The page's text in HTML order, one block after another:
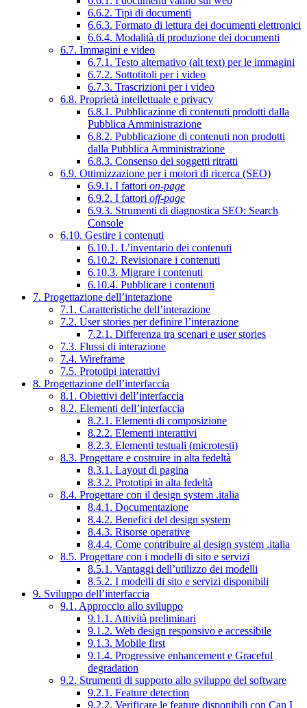
6.6.2. Tipi di documenti
6.6.3. Formato di lettura dei documenti elettronici
6.6.4. Modalità di produzione dei documenti
6.7. Immagini e video
6.7.1. Testo alternativo (alt text) per le immagini
6.7.2. Sottotitoli per i video
6.7.3. Trascrizioni per i video
6.8. Proprietà intellettuale e privacy
6.8.1. Pubblicazione di contenuti prodotti dalla
Pubblica Amministrazione
6.8.2. Pubblicazione di contenuti non prodotti
dalla Pubblica Amministrazione
6.8.3. Consenso dei soggetti ritratti
6.9. Ottimizzazione per i motori di ricerca (SEO)
6.9.1. I fattori on-page
6.9.2. I fattori off-page
6.9.3. Strumenti di diagnostica SEO: Search
Console
6.10. Gestire i contenuti
6.10.1. L’inventario dei contenuti
6.10.2. Revisionare i contenuti
6.10.3. Migrare i contenuti
6.10.4. Pubblicare i contenuti
7. Progettazione dell’interazione
7.1. Caratteristiche dell’interazione
7.2. User stories per definire l’interazione
7.2.1. Differenza tra scenari e user stories
7.3. Flussi di interazione
7.4. Wireframe
7.5. Prototipi interattivi
8. Progettazione dell’interfaccia
8.1. Obiettivi dell’interfaccia
8.2. Elementi dell’interfaccia
8.2.1. Elementi di composizione
8.2.2. Elementi interattivi
8.2.3. Elementi testuali (microtesti)
8.3. Progettare e costruire in alta fedeltà
8.3.1. Layout di pagina
8.3.2. Prototipi in alta fedeltà
8.4. Progettare con il design system .italia
8.4.1. Documentazione
8.4.2. Benefici del design system
8.4.3. Risorse operative
8.4.4. Come contribuire al design system .italia
8.5. Progettare con i modelli di sito e servizi
8.5.1. Vantaggi dell’utilizzo dei modelli
8.5.2. I modelli di sito e servizi disponibili
9. Sviluppo dell’interfaccia
9.1. Approccio allo sviluppo
9.1.1. Attività preliminari
9.1.2. Web design responsivo e accessibile
9.1.3. Mobile first
9.1.4. Progressive enhancement e Graceful
degradation
9.2. Strumenti di supporto allo sviluppo del software
9.2.1. Feature detection
9.2.2. Verificare le feature disponibili con Can I